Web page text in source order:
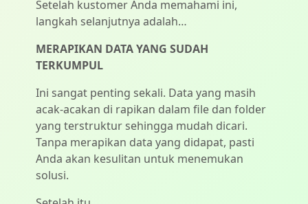
Setelah kustomer Anda memahami ini,
langkah selanjutnya adalah…
MERAPIKAN DATA YANG SUDAH
TERKUMPUL
Ini sangat penting sekali. Data yang masih
acak-acakan di rapikan dalam file dan folder
yang terstruktur sehingga mudah dicari.
Tanpa merapikan data yang didapat, pasti
Anda akan kesulitan untuk menemukan
solusi.